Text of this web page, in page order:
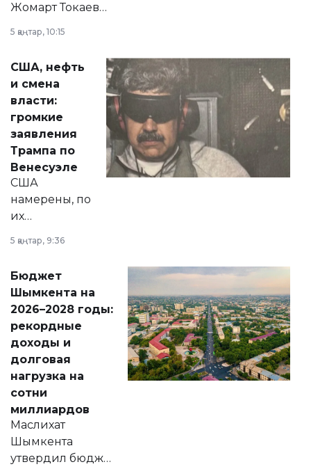
Жомарт Токаев
сразу несколько
актуальных тем —
от слухов о
политических
реформах до
вопросов армии,
экономики и
личного здоровья.
5 қаңтар, 10:15
США, нефть
и смена
власти:
громкие
заявления
Трампа по
Венесуэле
США
намерены, по
их
принести
народу
Венесуэлы.
5 қаңтар, 9:36
Бюджет
Шымкента на
2026–2028 годы:
рекордные
доходы и
долговая
нагрузка на
сотни
миллиардов
Маслихат
Шымкента
утвердил бюджет